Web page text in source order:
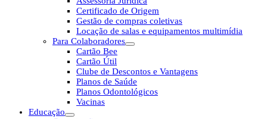
Certificado de Origem
Gestão de compras coletivas
Locação de salas e equipamentos multimídia
Para Colaboradores
Cartão Bee
Cartão Útil
Clube de Descontos e Vantagens
Planos de Saúde
Planos Odontológicos
Vacinas
Educação